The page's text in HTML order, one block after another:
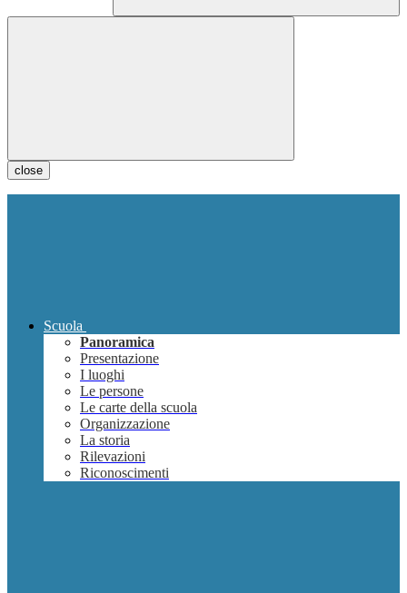
close
Scuola
Panoramica
Presentazione
I luoghi
Le persone
Le carte della scuola
Organizzazione
La storia
Rilevazioni
Riconoscimenti